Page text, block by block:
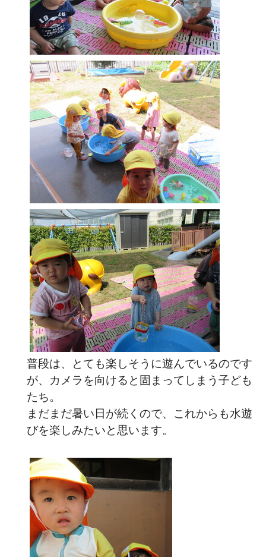
普段は、とても楽しそうに遊んでいるのです
が、カメラを向けると固まってしまう子ども
たち。
まだまだ暑い日が続くので、これからも水遊
びを楽しみたいと思います。